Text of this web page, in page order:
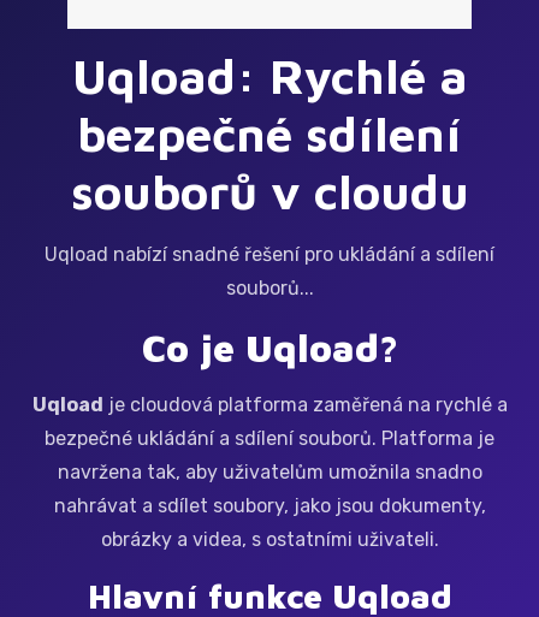
Uqload: Rychlé a
bezpečné sdílení
souborů v cloudu
Uqload nabízí snadné řešení pro ukládání a sdílení
souborů...
Co je Uqload?
Uqload je cloudová platforma zaměřená na rychlé a
bezpečné ukládání a sdílení souborů. Platforma je
navržena tak, aby uživatelům umožnila snadno
nahrávat a sdílet soubory, jako jsou dokumenty,
obrázky a videa, s ostatními uživateli.
Hlavní funkce Uqload